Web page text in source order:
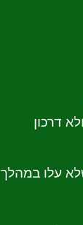
דרכון
עלו במהלך